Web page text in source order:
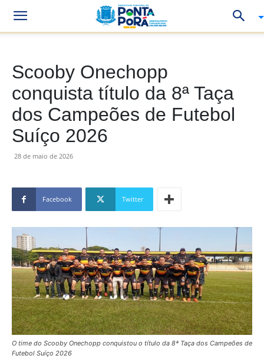
Scooby Onechopp
conquista título da 8ª Taça
dos Campeões de Futebol
Suíço 2026
28 de maio de 2026
Facebook Twitter
O time do Scooby Onechopp conquistou o título da 8ª Taça dos Campeões de
Futebol Suíço 2026